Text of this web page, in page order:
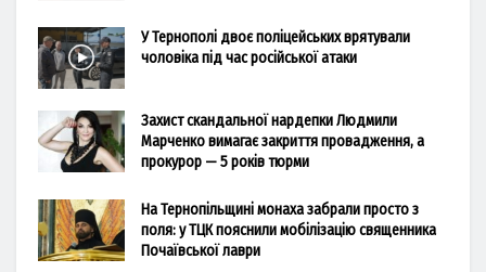
У Тернополі двоє поліцейських врятували
чоловіка під час російської атаки
Захист скандальної нардепки Людмили
Марченко вимагає закриття провадження, а
прокурор — 5 років тюрми
На Тернопільщині монаха забрали просто з
поля: у ТЦК пояснили мобілізацію священника
Почаївської лаври